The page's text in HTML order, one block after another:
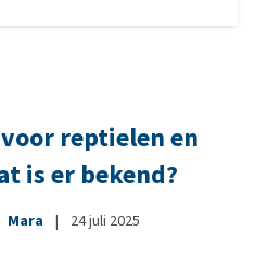
reptielen en
is er bekend?
Mara | 24 juli 2025